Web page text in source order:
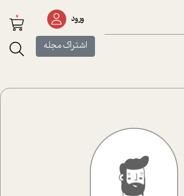
ورود
اشتراک مجله
0